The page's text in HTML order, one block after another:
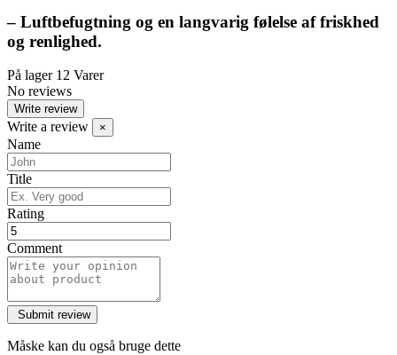
– Luftbefugtning og en langvarig følelse af friskhed
og renlighed.
På lager 12 Varer
No reviews
Write review
Write a review ×
Name
Title
Rating
Comment
Måske kan du også bruge dette